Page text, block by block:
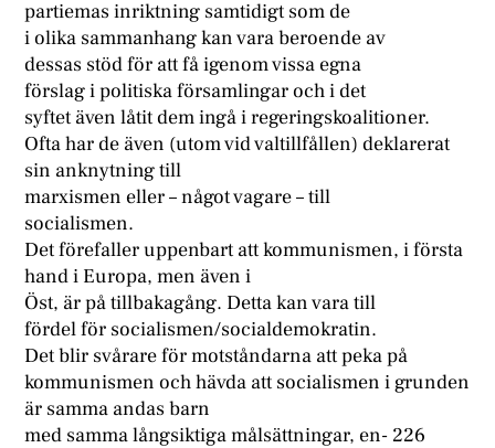
partiemas inriktning samtidigt som de
i olika sammanhang kan vara beroende av
dessas stöd för att få igenom vissa egna
förslag i politiska församlingar och i det
syftet även låtit dem ingå i regeringskoalitioner.
Ofta har de även (utom vid valtillfållen) deklarerat
sin anknytning till
marxismen eller – något vagare – till
socialismen.
Det förefaller uppenbart att kommunismen, i första
hand i Europa, men även i
Öst, är på tillbakagång. Detta kan vara till
fördel för socialismen/socialdemokratin.
Det blir svårare för motståndarna att peka på
kommunismen och hävda att socialismen i grunden
är samma andas barn
med samma långsiktiga målsättningar, en- 226